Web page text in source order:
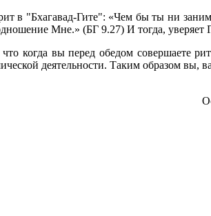
в "Бхагавад-Гите": «Чем бы ты ни
Мне.» (БГ 9.27) И тогда, уверяет
что когда вы перед обедом совершаете
деятельности. Таким образом вы,